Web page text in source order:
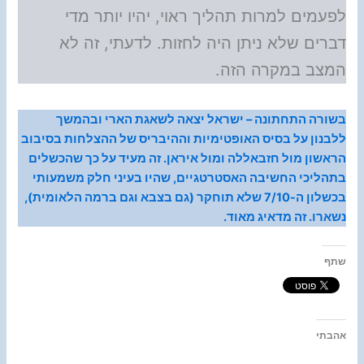
לפעמים למרות תהליך ראוי, יהיו יותר מדי
דברים שלא ניתן היה לחזות. לדעתי, זה לא
המצב במקרה הזה.
בשורה התחתונה – ישראל יצאה לשאגת הארי ובהמשך
ללבנון על בסיס האופטימיות וההיבריס של ההצלחות בסיבוב
הראשון מול חזבאללה ומול איראן. זה מעיד על כך שהכשלים
בתהליכי החשיבה האסטרטגיים, שהיו בעיני חלק משמעותי
בכשלון ה-7/10 שלא תוחקר (גם בצבא וגם ברמה הלאומית),
נשארו. זה מדאיג מאוד.
שתף
אהבתי